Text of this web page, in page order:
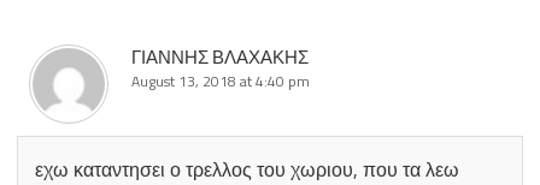
ΓΙΑΝΝΗΣ ΒΛΑΧΑΚΗΣ
August 13, 2018 at 4:40 pm
εχω καταντησει ο τρελλος του χωριου, που τα λεω